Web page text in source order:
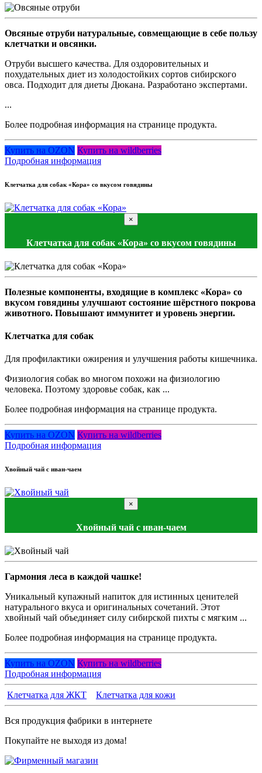
Овсяные отруби натуральные, совмещающие в себе пользу
клетчатки и овсянки.
Отруби высшего качества. Для оздоровительных и
похудательных диет из холодостойких сортов сибирского
овса. Подходит для диеты Дюкана. Разработано экспертами.
...
Более подробная информация на странице продукта.
Купить на OZON Купить на wildberries
Подробная информация
Клетчатка для собак «Кора» со вкусом говядины
×
Клетчатка для собак «Кора» со вкусом говядины
Полезные компоненты, входящие в комплекс «Кора» со
вкусом говядины улучшают состояние шёрстного покрова
животного. Повышают иммунитет и уровень энергии.
Клетчатка для собак
Для профилактики ожирения и улучшения работы кишечника.
Физиология собак во многом похожи на физиологию
человека. Поэтому здоровье собак, как ...
Более подробная информация на странице продукта.
Купить на OZON Купить на wildberries
Подробная информация
Хвойный чай с иван-чаем
×
Хвойный чай с иван-чаем
Гармония леса в каждой чашке!
Уникальный купажный напиток для истинных ценителей
натурального вкуса и оригинальных сочетаний. Этот
хвойный чай объединяет силу сибирской пихты с мягким ...
Более подробная информация на странице продукта.
Купить на OZON Купить на wildberries
Подробная информация
Клетчатка для ЖКТ Клетчатка для кожи
Вся продукция фабрики в интернете
Покупайте не выходя из дома!